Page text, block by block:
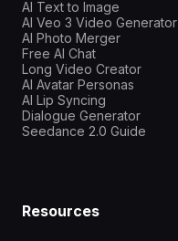
AI Text to Image
AI Veo 3 Video Generator
AI Photo Merger
Free AI Chat
Long Video Creator
AI Avatar Personas
AI Lip Syncing
Dialogue Generator
Seedance 2.0 Guide
Resources